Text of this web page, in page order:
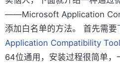
——Microsoft Application
添加白名单的方法。 首先需要
Application Compatibility
64位通用，安装过程很简单